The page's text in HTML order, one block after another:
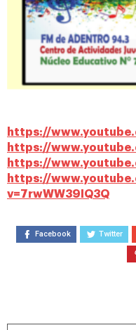
https://
https://
https://
https://
v=7rwWW39IQ3Q
Facebook Twitter